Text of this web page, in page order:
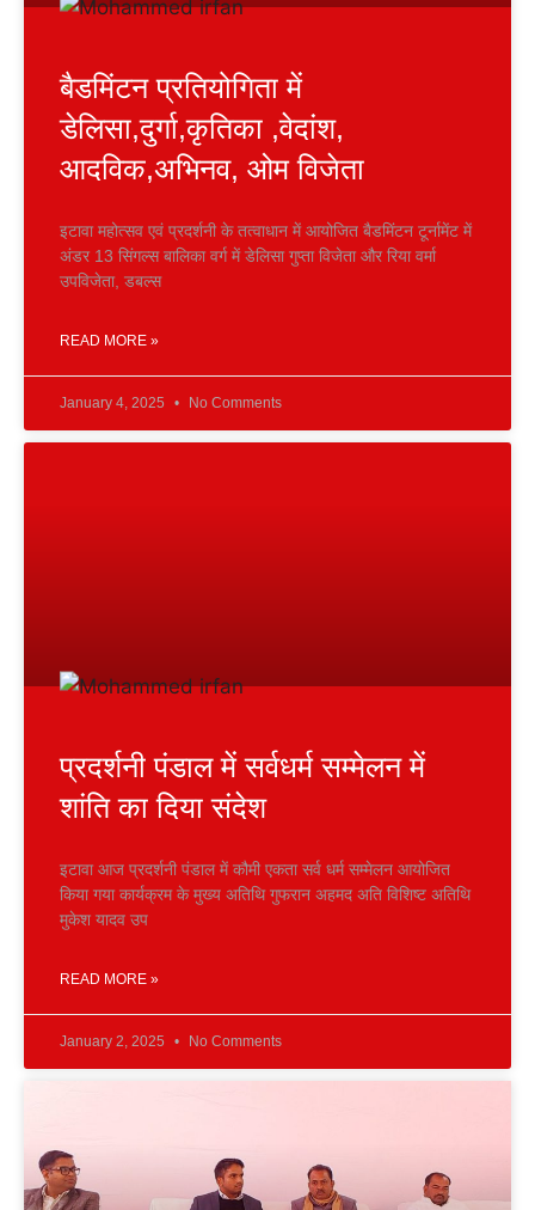
बैडमिंटन प्रतियोगिता में
डेलिसा,दुर्गा,कृतिका ,वेदांश,
आदविक,अभिनव, ओम विजेता
इटावा महोत्सव एवं प्रदर्शनी के तत्वाधान में आयोजित बैडमिंटन टूर्नामेंट में
अंडर 13 सिंगल्स बालिका वर्ग में डेलिसा गुप्ता विजेता और रिया वर्मा
उपविजेता, डबल्स
READ MORE »
January 4, 2025 No Comments
प्रदर्शनी पंडाल में सर्वधर्म सम्मेलन में
शांति का दिया संदेश
इटावा आज प्रदर्शनी पंडाल में कौमी एकता सर्व धर्म सम्मेलन आयोजित
किया गया कार्यक्रम के मुख्य अतिथि गुफरान अहमद अति विशिष्ट अतिथि
मुकेश यादव उप
READ MORE »
January 2, 2025 No Comments